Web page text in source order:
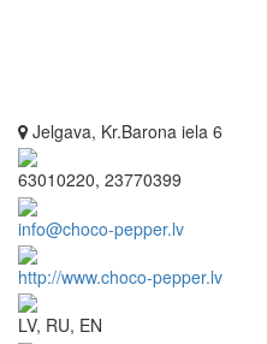
Jelgava, Kr.Barona iela 6
63010220, 23770399
info@choco-pepper.lv
http://www.choco-pepper.lv
LV, RU, EN